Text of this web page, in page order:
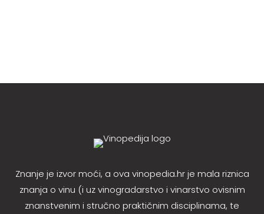
Znanje je izvor moći, a ova vinopedia.hr je mala riznica
znanja o vinu (i uz vinogradarstvo i vinarstvo ovisnim
znanstvenim i stručno praktičnim disciplinama, te